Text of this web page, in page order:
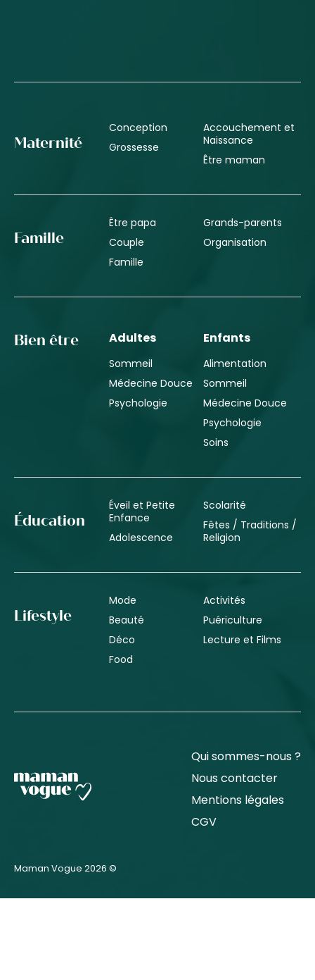
Maternité
Conception
Grossesse
Accouchement et
Naissance
Être maman
Famille
Être papa
Couple
Famille
Grands-parents
Organisation
Bien être Adultes
Sommeil
Médecine Douce
Psychologie
Enfants
Alimentation
Sommeil
Médecine Douce
Psychologie
Soins
Éducation
Éveil et Petite
Enfance
Adolescence
Scolarité
Fêtes / Traditions /
Religion
Lifestyle
Mode
Beauté
Déco
Food
Activités
Puériculture
Lecture et Films
Qui sommes-nous ?
Nous contacter
Mentions légales
CGV
Maman Vogue 2026 ©